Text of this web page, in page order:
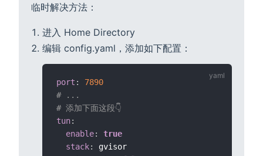
临时解决方法：
进入 Home Directory
编辑 config.yaml，添加如下配置：
port :
7890
# ...
# 添加下面这段👇
tun:
enable:
true
stack:
gvisor